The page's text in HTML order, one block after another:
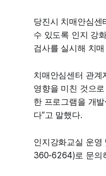
당진시 치매안심
수 있도록 인지 강
검사를 실시해 치
치매안심센터 관계
영향을 미친 것으
한 프로그램을 개
다”고 말했다.
인지강화교실 운
360-6264)로 문의